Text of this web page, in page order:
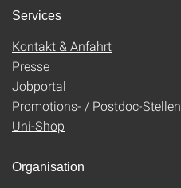
Services
Kontakt & Anfahrt
Presse
Jobportal
Promotions- / Postdoc-Stellen
Uni-Shop
Organisation